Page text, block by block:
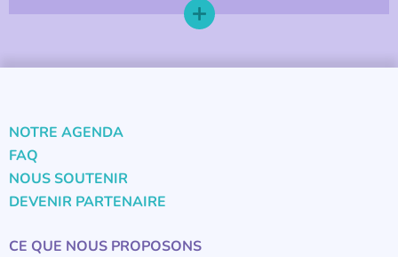
NOTRE AGENDA
FAQ
NOUS SOUTENIR
DEVENIR PARTENAIRE
CE QUE NOUS PROPOSONS